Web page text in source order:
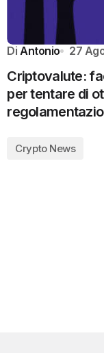
Di Antonio 27
Criptovalute:
per tentare di
Crypto News